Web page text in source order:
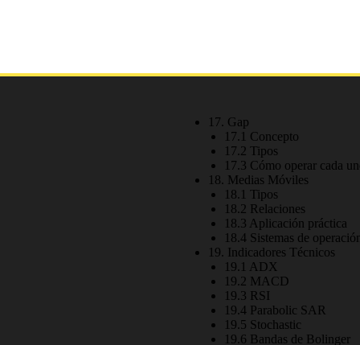
17. Gap
17.1 Concepto
17.2 Tipos
17.3 Cómo operar cada
18. Medias Móviles
18.1 Tipos
18.2 Relaciones
18.3 Aplicación práctica
18.4 Sistemas de
19. Indicadores Técnicos
19.1 ADX
19.2 MACD
19.3 RSI
19.4 Parabolic SAR
19.5 Stochastic
19.6 Bandas de Bolinger